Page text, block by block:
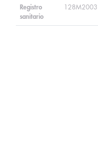
Registro
sanitario
128M2003